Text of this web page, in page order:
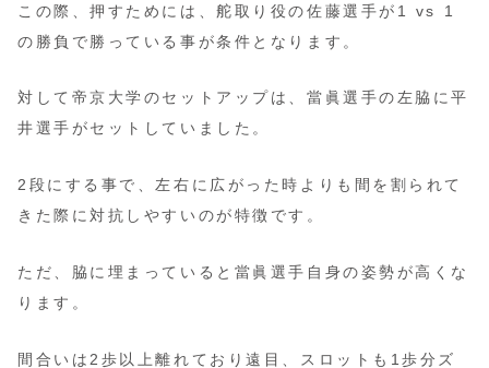
この際、押すためには、舵取り役の佐藤選手が1 vs 1
の勝負で勝っている事が条件となります。
対して帝京大学のセットアップは、當眞選手の左脇に平
井選手がセットしていました。
2段にする事で、左右に広がった時よりも間を割られて
きた際に対抗しやすいのが特徴です。
ただ、脇に埋まっていると當眞選手自身の姿勢が高くな
ります。
間合いは2歩以上離れており遠目、スロットも1歩分ズ